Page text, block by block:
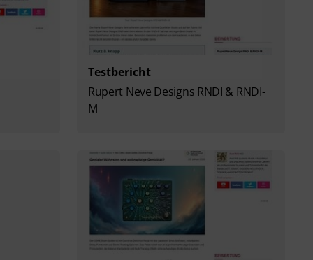
Testbericht
Rupert Neve Designs RNDI & RNDI-
M